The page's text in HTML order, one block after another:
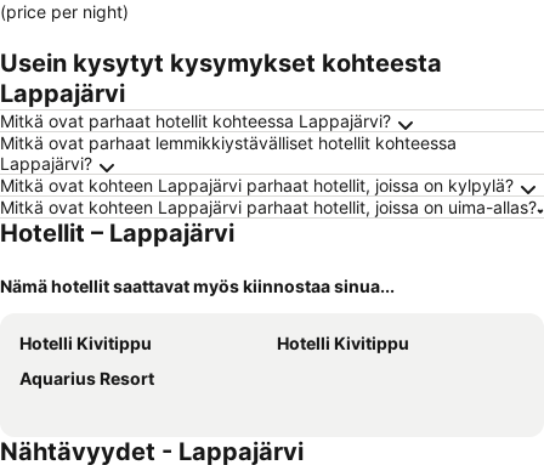
(price per night)
Usein kysytyt kysymykset kohteesta
Lappajärvi
Mitkä ovat parhaat hotellit kohteessa Lappajärvi?
Mitkä ovat parhaat lemmikkiystävälliset hotellit kohteessa
Lappajärvi?
Mitkä ovat kohteen Lappajärvi parhaat hotellit, joissa on kylpylä?
Mitkä ovat kohteen Lappajärvi parhaat hotellit, joissa on uima-allas?
Hotellit – Lappajärvi
Nämä hotellit saattavat myös kiinnostaa sinua...
Hotelli Kivitippu
Hotelli Kivitippu
Aquarius Resort
Nähtävyydet - Lappajärvi